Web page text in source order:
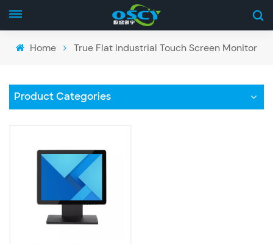
Home True Flat Industrial Touch Screen Monitor
Product Categories